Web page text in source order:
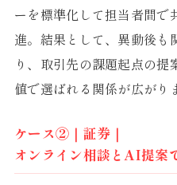
ーを標準化して担当者間
進。結果として、異動後も
り、取引先の課題起点の
値で選ばれる関係が広がり
ケース②｜証券｜
オンライン相談とAI提案